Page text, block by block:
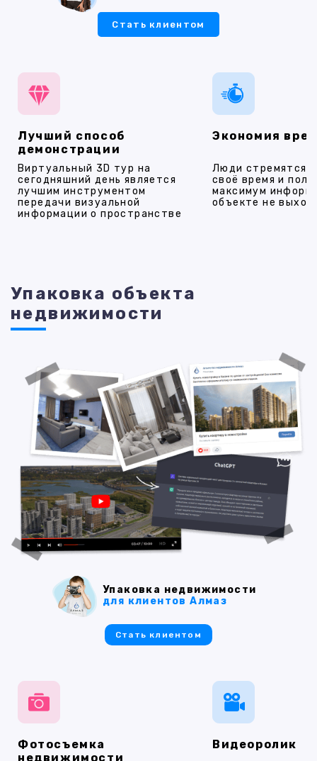
Стать клиентом
Лучший способ
демонстрации
Виртуальный 3D тур на
сегодняшний день является
лучшим инструментом
передачи визуальной
информации о пространстве
Экономия
Люди стремятся
своё время и
максимум
объекте не
Упаковка объекта
недвижимости
Фотосъемка
недвижимости
Видеоролик
Упаковка недвижимости
для клиентов Алмаз
Стать клиентом